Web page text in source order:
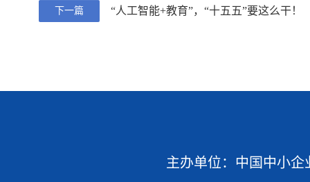
下一篇 “人工智能+教育”，“十五五”要这么干！
主办单位：中国中小